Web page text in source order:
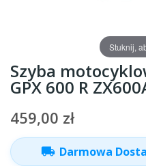
Stuknij,
Szyba
GPX 600 R
459,00 zł
local_shipping Darmowa